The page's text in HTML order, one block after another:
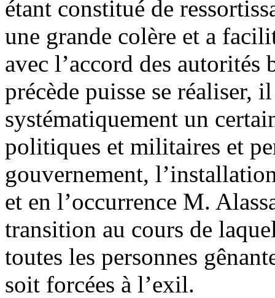
étant constitué de
une grande colère et a
avec l’accord des
précède puisse se réaliser,
systématiquement un
politiques et militaires et
gouvernement,
et en l’occurrence M.
transition au cours de
toutes les personnes
soit forcées à l’exil.